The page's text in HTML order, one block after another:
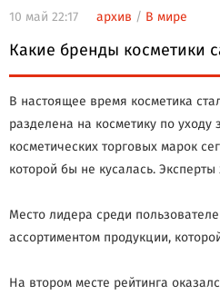
10 май 22:17 архив / В мире
Какие бренды косметики
В настоящее время косметика
разделена на косметику по
косметических торговых марок
которой бы не кусалась.
Место лидера среди
ассортиментом продукции,
На втором месте рейтинга